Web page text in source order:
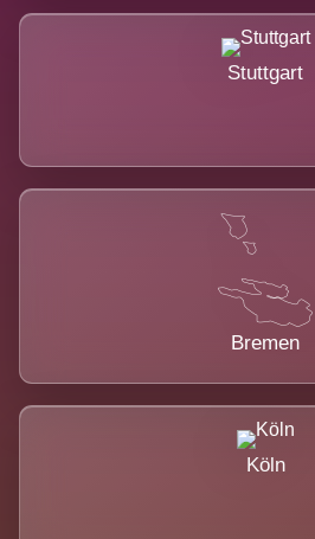
Stuttgart
Bremen
Köln